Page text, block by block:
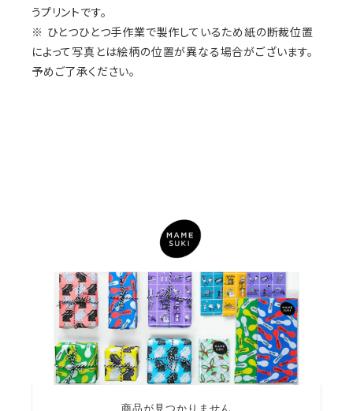
うプリントです。
※ ひとつひとつ手作業で製作しているため紙の断裁位置
によって写真とは絵柄の位置が異なる場合がございます。
予めご了承ください。